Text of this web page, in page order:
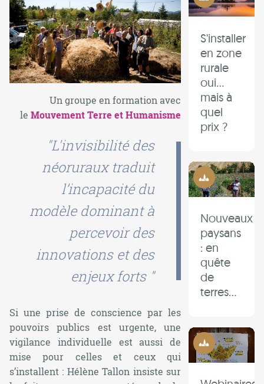
Un groupe en formation avec
leMouvement Terre et Humanisme
"L'invisibilité des
néoruraux traduit
l’incapacité du
modèle dominant à
percevoir des
innovations et des
enjeux forts "
Si une prise de conscience par les
pouvoirs publics est urgente, une
vigilance individuelle est aussi de
mise pour celles et ceux qui
s’installent : Hélène Tallon insiste sur
S'installer
en zone
rurale
oui...
mais à
quel
prix ?
Ruralité
Nouveaux
paysans
: en
quête
de
terres…
Ruralité